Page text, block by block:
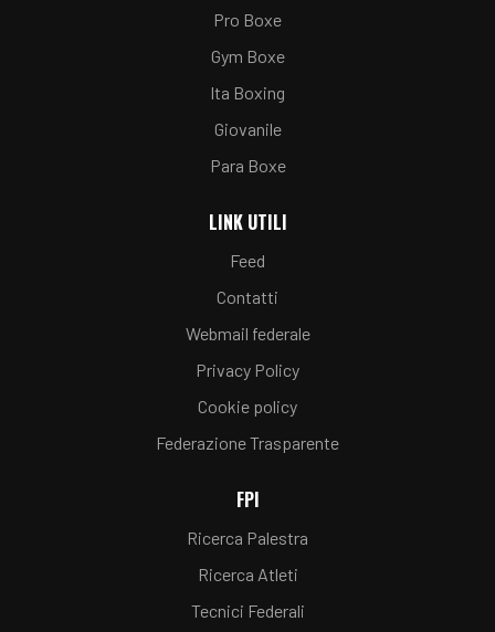
Pro Boxe
Gym Boxe
Ita Boxing
Giovanile
Para Boxe
LINK UTILI
Feed
Contatti
Webmail federale
Privacy Policy
Cookie policy
Federazione Trasparente
FPI
Ricerca Palestra
Ricerca Atleti
Tecnici Federali